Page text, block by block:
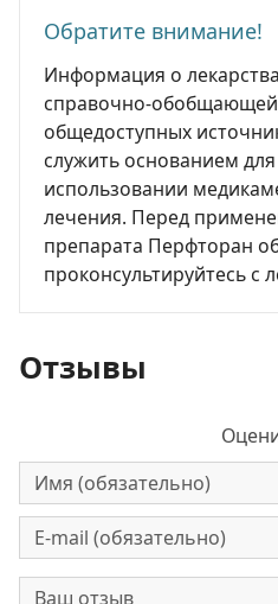
Обратите внимание!
Информация о
справочно-
общедоступных
служить основанием
использовании
лечения. Перед
препарата Перфторан
проконсультируйтесь
Отзывы